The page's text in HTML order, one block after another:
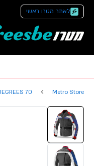
לאתר מטרו ראשי
Metro Store
70 DEGREES